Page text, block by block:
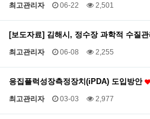
최고관리자 06-22 2,501
[보도자료] 김해시, 정수장 과학적 수질
최고관리자 06-08 2,255
응집플럭성장측정장치(iPDA) 도입방안
최고관리자 03-03 2,977